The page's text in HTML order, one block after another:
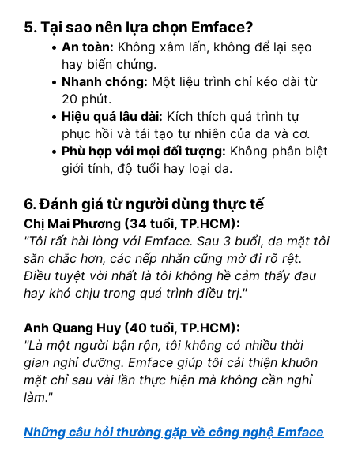
5. Tại sao nên lựa chọn Emface?
An toàn: Không xâm lấn, không để lại sẹo
hay biến chứng.
Nhanh chóng: Một liệu trình chỉ kéo dài từ
20 phút.
Hiệu quả lâu dài: Kích thích quá trình tự
phục hồi và tái tạo tự nhiên của da và cơ.
Phù hợp với mọi đối tượng: Không phân biệt
giới tính, độ tuổi hay loại da.
6. Đánh giá từ người dùng thực tế
Chị Mai Phương (34 tuổi, TP.HCM):
"Tôi rất hài lòng với Emface. Sau 3 buổi, da mặt tôi
săn chắc hơn, các nếp nhăn cũng mờ đi rõ rệt.
Điều tuyệt vời nhất là tôi không hề cảm thấy đau
hay khó chịu trong quá trình điều trị."
Anh Quang Huy (40 tuổi, TP.HCM):
"Là một người bận rộn, tôi không có nhiều thời
gian nghỉ dưỡng. Emface giúp tôi cải thiện khuôn
mặt chỉ sau vài lần thực hiện mà không cần nghỉ
làm."
Những câu hỏi thường gặp về công nghệ Emface